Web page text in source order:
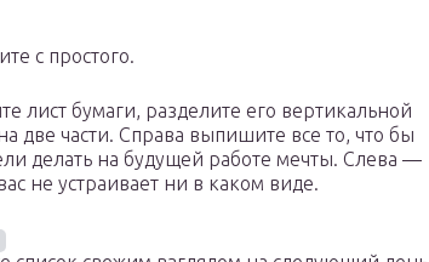
с простого.
лист бумаги, разделите его вертикальной
две части. Справа выпишите все то, что бы
делать на будущей работе мечты. Слева —
не устраивает ни в каком виде.